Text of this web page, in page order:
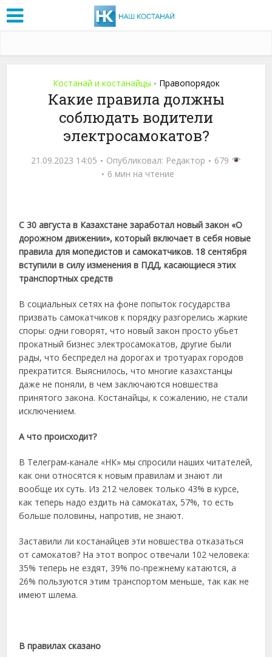
Костанай и костанайцы • Правопорядок
Какие правила должны
соблюдать водители
электросамокатов?
21.09.2023 14:05 Опубликовал: Редактор
679
6 мин на чтение
С 30 августа в Казахстане заработал новый закон «О
дорожном движении», который включает в себя новые
правила для мопедистов и самокатчиков. 18 сентября
вступили в силу изменения в ПДД, касающиеся этих
транспортных средств
В социальных сетях на фоне попыток государства
призвать самокатчиков к порядку разгорелись жаркие
споры: одни говорят, что новый закон просто убьет
прокатный бизнес электросамокатов, другие были
рады, что беспредел на дорогах и тротуарах городов
прекратится. Выяснилось, что многие казахстанцы
даже не поняли, в чем заключаются новшества
принятого закона. Костанайцы, к сожалению, не стали
исключением.
А что происходит?
В Телеграм-канале «НК» мы спросили наших читателей,
как они относятся к новым правилам и знают ли
вообще их суть. Из 212 человек только 43% в курсе,
как теперь надо ездить на самокатах, 57%, то есть
больше половины, напротив, не знают.
Заставили ли костанайцев эти новшества отказаться
от самокатов? На этот вопрос отвечали 102 человека:
35% теперь не ездят, 39% по-прежнему катаются, а
26% пользуются этим транспортом меньше, так как не
имеют шлема.
В правилах сказано